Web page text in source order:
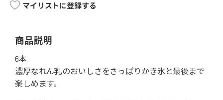
マイリストに登録する
商品説明
6本
濃厚なれん乳のおいしさをさっぱりかき氷と最後まで
楽しめます。